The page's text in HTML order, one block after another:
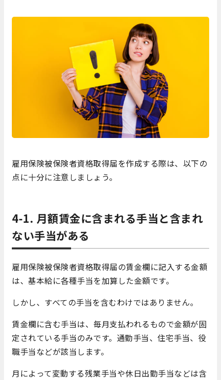
雇用保険被保険者資格取得届を作成する際は、以下の
点に十分に注意しましょう。
4-1. 月額賃金に含まれる手当と含まれ
ない手当がある
雇用保険被保険者資格取得届の賃金欄に記入する金額
は、基本給に各種手当を加算した金額です。
しかし、すべての手当を含むわけではありません。
賃金欄に含む手当は、毎月支払われるもので金額が固
定されている手当のみです。通勤手当、住宅手当、役
職手当などが該当します。
月によって変動する残業手当や休日出勤手当などは含